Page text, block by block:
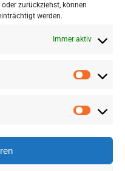
zurückziehst, können
werden.
Immer aktiv
Presse|AGB|